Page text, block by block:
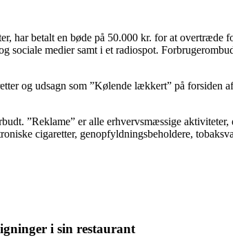
har betalt en bøde på 50.000 kr. for at overtræde
sociale medier samt i et radiospot.
og udsagn som ”Kølende lækkert” på forsiden
”Reklame” er alle erhvervsmæssige
cigaretter, genopfyldningsbeholdere,
i sin restaurant